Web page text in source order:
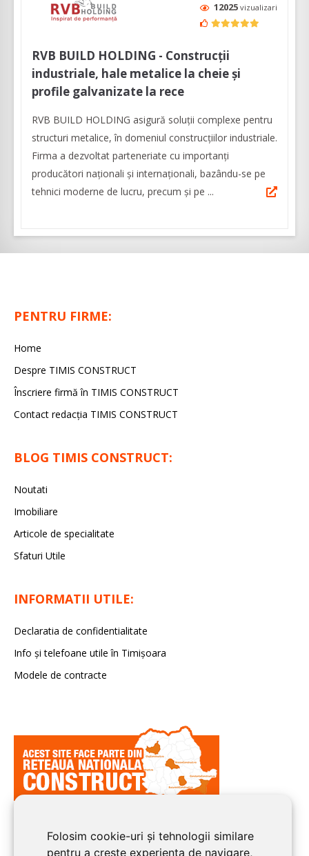
Folosim cookie-uri și tehnologii similare
pentru a crește experiența de navigare,
12025 vizualizari
RVB BUILD HOLDING - Construcții
industriale, hale metalice la cheie și
profile galvanizate la rece
RVB BUILD HOLDING asigură soluții complexe pentru
structuri metalice, în domeniul construcțiilor industriale.
Firma a dezvoltat parteneriate cu importanți
producători naționali și internaționali, bazându-se pe
tehnici moderne de lucru, precum și pe ...
PENTRU FIRME:
Home
Despre TIMIS CONSTRUCT
Înscriere firmă în TIMIS CONSTRUCT
Contact redacția TIMIS CONSTRUCT
BLOG TIMIS CONSTRUCT:
Noutati
Imobiliare
Articole de specialitate
Sfaturi Utile
INFORMATII UTILE:
Declaratia de confidentialitate
Info și telefoane utile în Timișoara
Modele de contracte